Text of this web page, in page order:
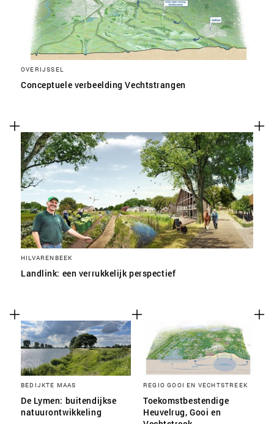
OVERIJSSEL
Conceptuele verbeelding Vechtstrangen
HILVARENBEEK
Landlink: een verrukkelijk perspectief
BEDIJKTE MAAS
De Lymen: buitendijkse
natuurontwikkeling
REGIO GOOI EN VECHTSTREEK
Toekomstbestendige
Heuvelrug, Gooi en